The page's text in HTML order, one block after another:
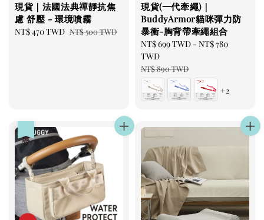
現貨｜法國法典禪靜抗焦
慮 舒壓 - 環境噴霧
Sale
NT$ 470 TWD Regular
NT$ 500 TWD
現貨(一代牽繩)｜
BuddyArmor貓咪彈力防
暴衝-胸背帶牽繩組合
Sale
price
NT$ 699 TWD - NT$ 780
TWD
Regular
price
NT$ 890 TWD
+2